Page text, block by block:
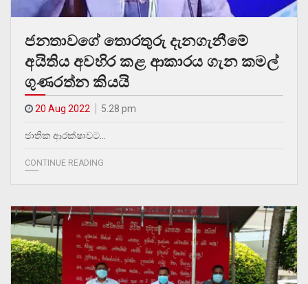
ජනතාවගේ තොරතුරු දැනගැනීමේ
අයිතිය අවහිර කළ ආකාරය ගැන කමල්
ගුණරත්න කියයි
20 Aug 2022 5.28 pm
ජාතික ආරක්ෂාවට…
CONTINUE READING